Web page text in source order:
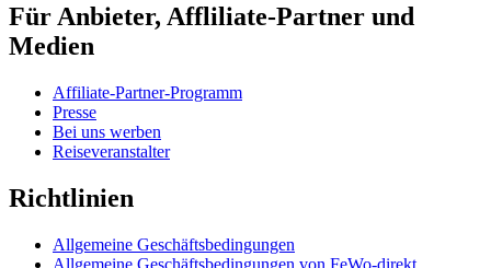
Für Anbieter, Affliliate-Partner und
Medien
Affiliate-Partner-Programm
Presse
Bei uns werben
Reiseveranstalter
Richtlinien
Allgemeine Geschäftsbedingungen
Allgemeine Geschäftsbedingungen von FeWo-direkt